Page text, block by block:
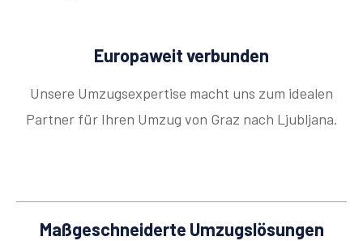
Europaweit verbunden
Unsere Umzugsexpertise macht uns zum idealen
Partner für Ihren Umzug von Graz nach Ljubljana.
Maßgeschneiderte Umzugslösungen